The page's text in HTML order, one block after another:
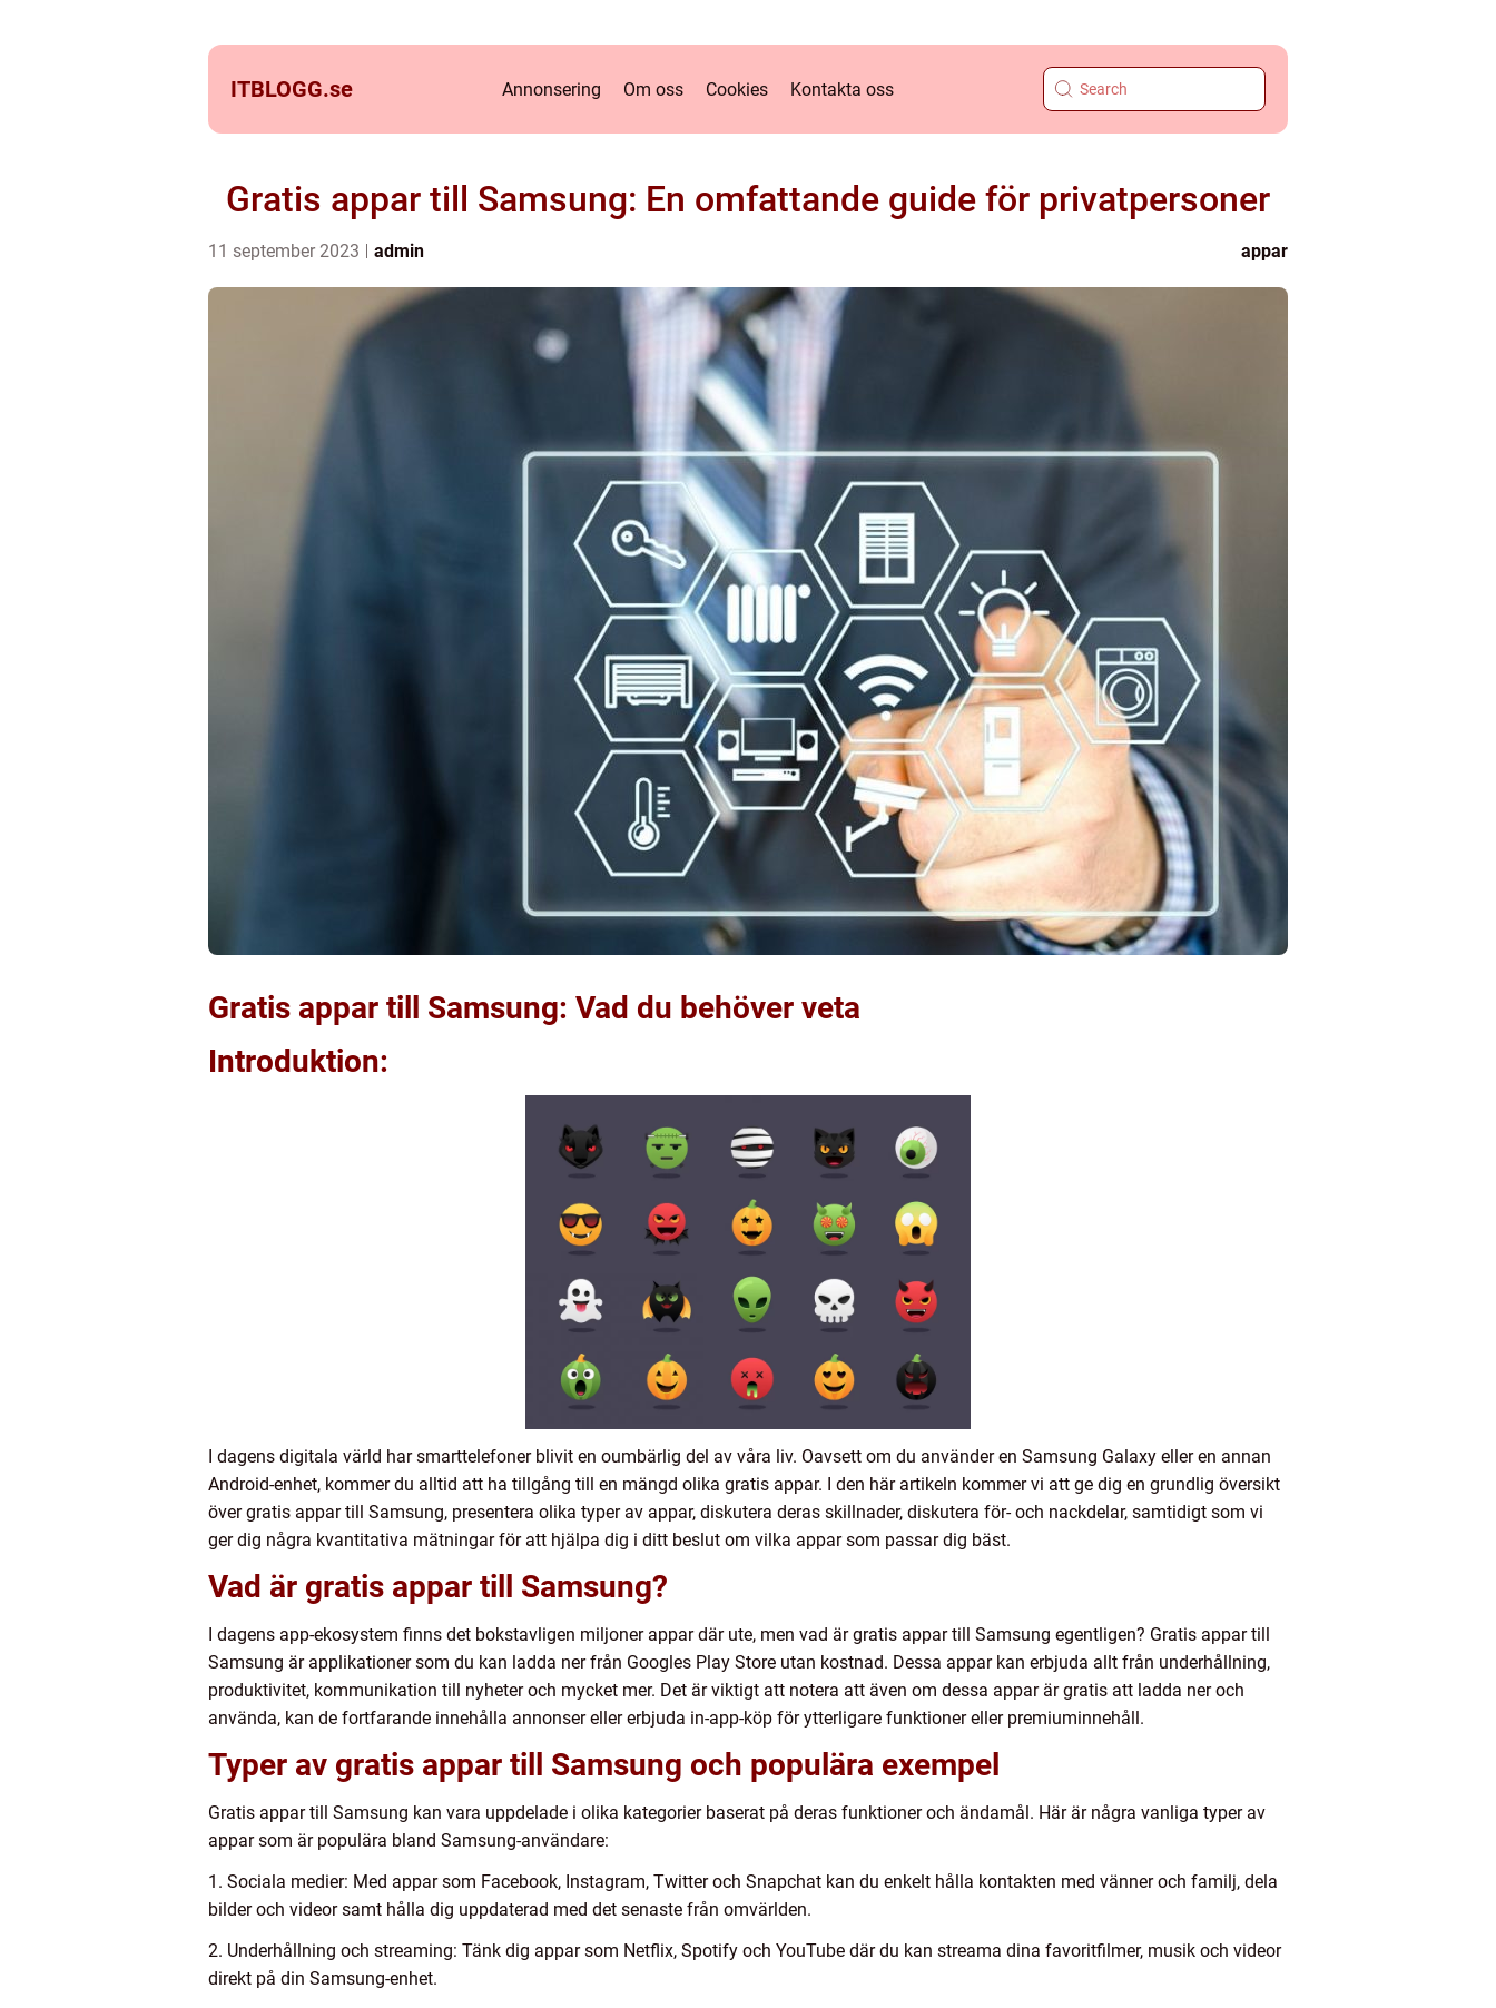
ITBLOGG.se Annonsering Om oss Cookies Kontakta oss
Gratis appar till Samsung: En omfattande guide för privatpersoner
11 september 2023 admin appar
Gratis appar till Samsung: Vad du behöver veta
Introduktion:
I dagens digitala värld har smarttelefoner blivit en oumbärlig del av våra liv. Oavsett om du använder en Samsung Galaxy eller en annan
Android-enhet, kommer du alltid att ha tillgång till en mängd olika gratis appar. I den här artikeln kommer vi att ge dig en grundlig översikt
över gratis appar till Samsung, presentera olika typer av appar, diskutera deras skillnader, diskutera för- och nackdelar, samtidigt som vi
ger dig några kvantitativa mätningar för att hjälpa dig i ditt beslut om vilka appar som passar dig bäst.
Vad är gratis appar till Samsung?
I dagens app-ekosystem finns det bokstavligen miljoner appar där ute, men vad är gratis appar till Samsung egentligen? Gratis appar till
Samsung är applikationer som du kan ladda ner från Googles Play Store utan kostnad. Dessa appar kan erbjuda allt från underhållning,
produktivitet, kommunikation till nyheter och mycket mer. Det är viktigt att notera att även om dessa appar är gratis att ladda ner och
använda, kan de fortfarande innehålla annonser eller erbjuda in-app-köp för ytterligare funktioner eller premiuminnehåll.
Typer av gratis appar till Samsung och populära exempel
Gratis appar till Samsung kan vara uppdelade i olika kategorier baserat på deras funktioner och ändamål. Här är några vanliga typer av
appar som är populära bland Samsung-användare:
1. Sociala medier: Med appar som Facebook, Instagram, Twitter och Snapchat kan du enkelt hålla kontakten med vänner och familj, dela
bilder och videor samt hålla dig uppdaterad med det senaste från omvärlden.
2. Underhållning och streaming: Tänk dig appar som Netflix, Spotify och YouTube där du kan streama dina favoritfilmer, musik och videor
direkt på din Samsung-enhet.